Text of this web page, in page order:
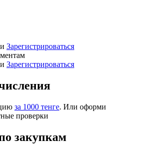
Зарегистрироваться
Зарегистрироваться
за 1000 тенге. Или оформи
проверки
закупкам